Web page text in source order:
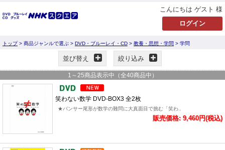
こんにちは ゲスト 様
トップ> 商品ジャンルで選ぶ > DVD・ブルーレイ・CD > 教養・思想・学問 > 学問
並び替え 絞り込み
1 ～ 25商品表示中（全40商品中）
笑わない数学 DVD-BOX3 全2枚
★パンサー尾形が数学の難問に大真面目で挑む「笑わ..
販売価格: 9,460円(税込)